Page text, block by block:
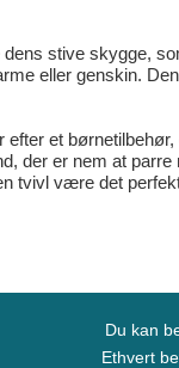
stive skygge,
eller genskin.
et
der er nem at
tvivl være det
Du kan
Ethvert